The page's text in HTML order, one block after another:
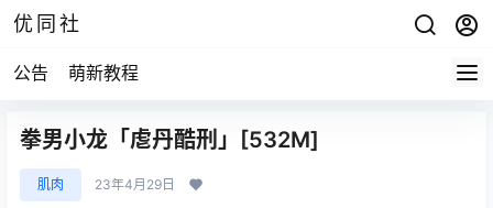
优同社
公告 萌新教程
拳男小龙「䖈丹酷刑」[532M]
肌肉 23年4月29日